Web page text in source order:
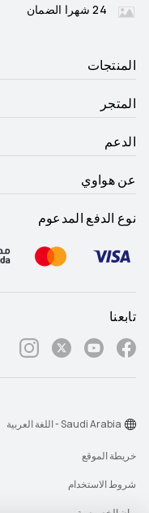
24 شهرا الضمان
المنتجات
المتجر
الدعم
عن هواوي
نوع الدفع المدعوم
تابعنا
خريطة الموقع
شروط الاستخدام
Saudi Arabia - اللغة العربية